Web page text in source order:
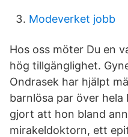
Modeverket jobb
Hos oss möter Du en
hög tillgänglighet.
Ondrasek har hjälpt
barnlösa par över
gjort att hon bland
mirakeldoktorn, ett